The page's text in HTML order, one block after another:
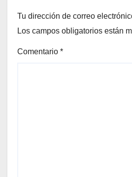
Tu dirección de correo
Los campos obligatorios están
Comentario *